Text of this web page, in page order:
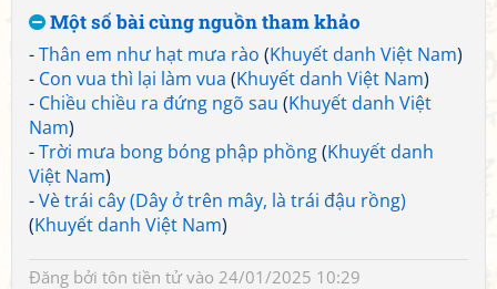
Một số bài cùng nguồn tham khảo
-Thân em như hạt mưa rào (Khuyết danh Việt Nam)
- Con vua thì lại làm vua (Khuyết danh Việt Nam)
- Chiều chiều ra đứng ngõ sau (Khuyết danh Việt
Nam)
-Trời mưa bong bóng phập phồng(Khuyết danh
Việt Nam)
-Vè trái cây (Dây ở trên mây, là trái đậu rồng)
(Khuyết danh Việt Nam)
Đăng bởi tôn tiền tửvào 24/01/2025 10:29